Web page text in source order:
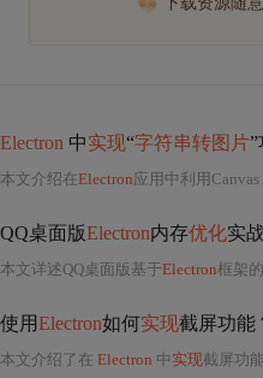
Electron 中实现“字符串转图片
本文介绍在Electron应用中利用
QQ桌面版Electron内存优化实
本文详述QQ桌面版基于Electron框架
使用Electron如何实现截屏功能
本文介绍了在 Electron 中 实现截屏功